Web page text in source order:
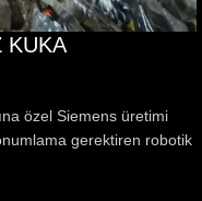
KUKA
özel Siemens üretimi
gerektiren robotik